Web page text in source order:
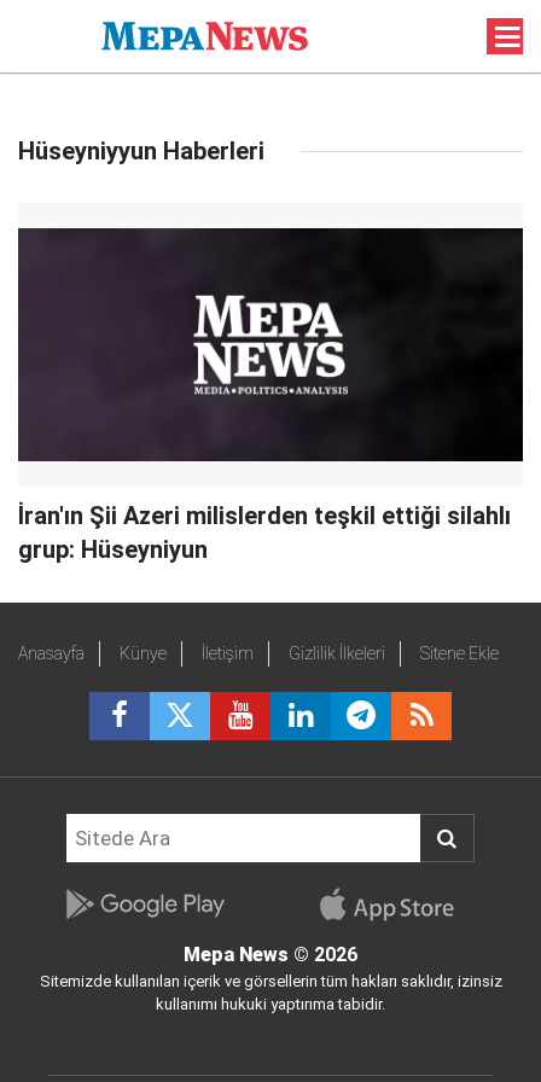
Hüseyniyyun Haberleri
İran'ın Şii Azeri milislerden teşkil ettiği silahlı
grup: Hüseyniyun
Anasayfa Künye İletişim Gizlilik İlkeleri Sitene Ekle
Mepa News © 2026
Sitemizde kullanılan içerik ve görsellerin tüm hakları saklıdır, izinsiz
kullanımı hukuki yaptırıma tabidir.